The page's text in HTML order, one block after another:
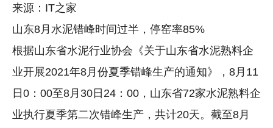
来源：IT之家
山东8月水泥错峰时间过半，停窑率85%
根据山东省水泥行业协会《关于山东省水泥熟料企
业开展2021年8月份夏季错峰生产的通知》，8月11
日0：00至8月30日24：00，山东省72家水泥熟料企
业执行夏季第二次错峰生产，共计20天。截至8月